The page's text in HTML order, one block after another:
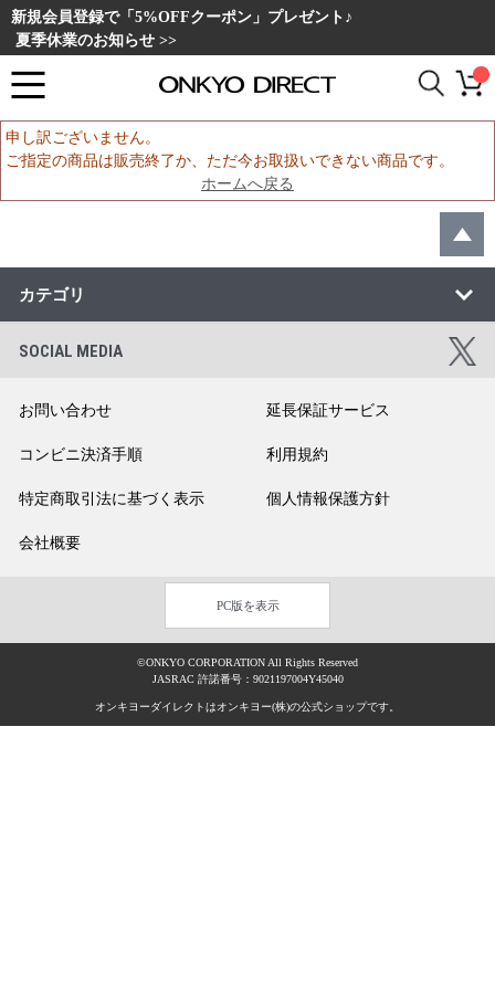
新規会員登録で「5%OFFクーポン」プレゼント♪
夏季休業のお知らせ >>
申し訳ございません。
ご指定の商品は販売終了か、ただ今お取扱いできない商品です。
ホームへ戻る
カテゴリ
SOCIAL MEDIA
お問い合わせ 延長保証サービス
コンビニ決済手順 利用規約
特定商取引法に基づく表示 個人情報保護方針
会社概要
PC版を表示
©ONKYO CORPORATION All Rights Reserved
JASRAC 許諾番号：9021197004Y45040
オンキヨーダイレクトはオンキヨー(株)の公式ショップです。